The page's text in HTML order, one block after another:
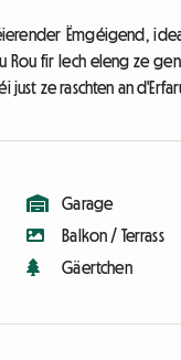
Ëmgéigend,
fir Iech eleng ze
ze raschten an
Garage
Balkon / Terrass
Gäertchen